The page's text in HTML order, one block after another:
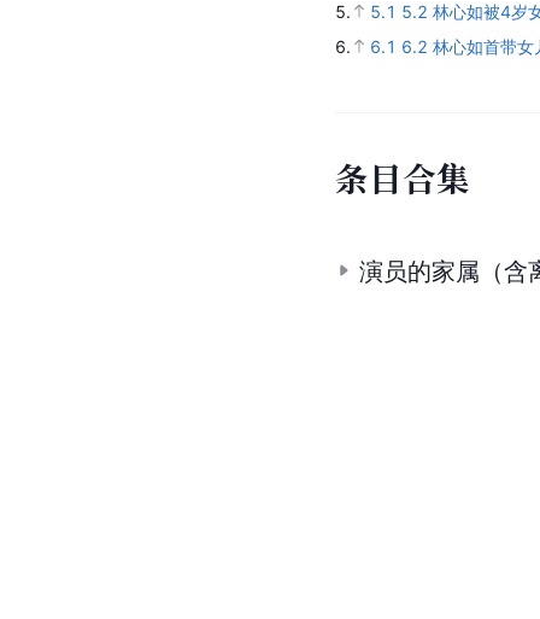
5.
5.1 5.2 林心如被4岁
6.
6.1 6.2 林心如首带女
条目合集
演员的家属（含